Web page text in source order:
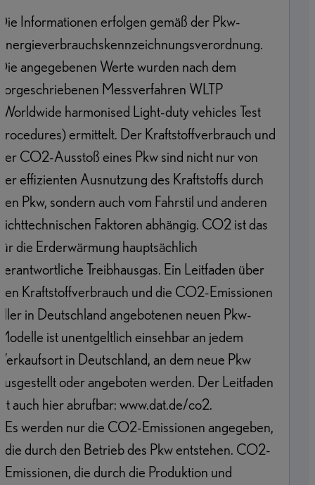
Informationen erfolgen gemäß der Pkw-
angegebenen Werte wurden nach dem
Messverfahren WLTP
harmonised Light-duty vehicles Test
ermittelt. Der Kraftstoffverbrauch und
CO2-Ausstoß eines Pkw sind nicht nur von
effizienten Ausnutzung des Kraftstoffs durch
Pkw, sondern auch vom Fahrstil und anderen
Faktoren abhängig. CO2 ist das
die Erderwärmung hauptsächlich
Treibhausgas. Ein Leitfaden über
Kraftstoffverbrauch und die CO2-Emissionen
in Deutschland angebotenen neuen Pkw-
ist unentgeltlich einsehbar an jedem
in Deutschland, an dem neue Pkw
oder angeboten werden. Der Leitfaden
auch hier abrufbar: www.dat.de/co2.
Es werden nur die CO2-Emissionen angegeben,
die durch den Betrieb des Pkw entstehen. CO2-
Emissionen, die durch die Produktion und